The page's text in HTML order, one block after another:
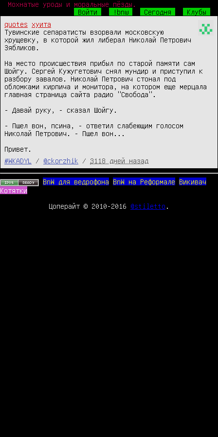
Мохнатые уроды и моральные пёзды.
Войти
!bnw Сегодня
Клубы
quotes
хуита
Тувинские сепаратисты взорвали московскую
хрущевку, в которой жил либерал Николай Петрович
Зябликов.
На место происшествия прибыл по старой памяти сам
Шойгу. Сергей Кужугетович снял мундир и приступил к
разбору завалов. Николай Петрович стонал под
обломками кирпича и монитора, на котором еще мерцала
главная страница сайта радио "Свобода".
- Давай руку, - сказал Шойгу.
- Пшел вон, псина, - ответил слабеющим голосом
Николай Петрович. - Пшел вон...
Привет.
#WKADYL
/ @ckorzhik / 3118 дней назад
BnW для ведрофона BnW на Реформале
Викивач
Котятки
Цоперайт © 2010-2016 @stiletto